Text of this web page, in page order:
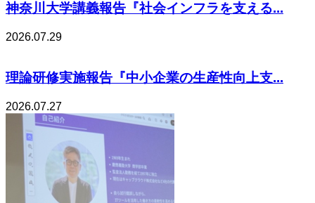
神奈川大学講義報告『社会インフラを支える...
2026.07.29
理論研修実施報告『中小企業の生産性向上支...
2026.07.27